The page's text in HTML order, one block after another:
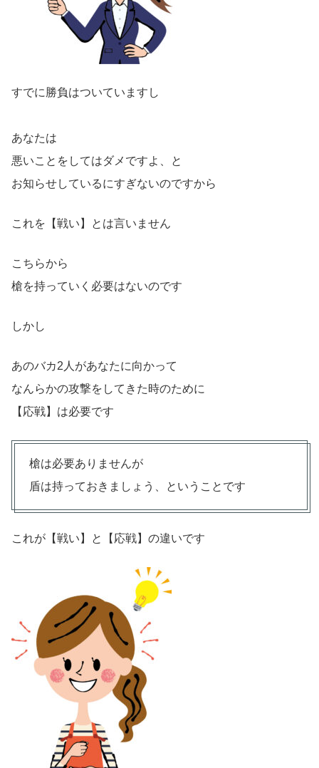
すでに勝負はついていますし
あなたは
悪いことをしてはダメですよ、と
お知らせしているにすぎないのですから
これを【戦い】とは言いません
こちらから
槍を持っていく必要はないのです
しかし
あのバカ2人があなたに向かって
なんらかの攻撃をしてきた時のために
【応戦】は必要です
槍は必要ありませんが
盾は持っておきましょう、ということです
これが【戦い】と【応戦】の違いです